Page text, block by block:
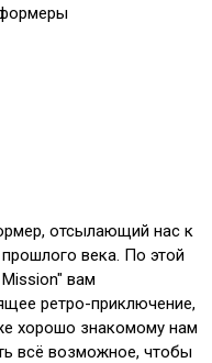
отсылающий нас к
века. По этой
вам
ретро-приключение,
хорошо знакомому нам
всё возможное, чтобы